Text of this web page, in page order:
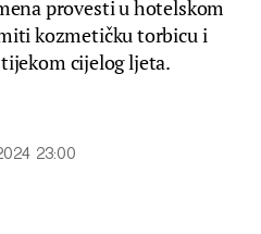
provesti u hotelskom
kozmetičku torbicu i
cijelog ljeta.
23:00